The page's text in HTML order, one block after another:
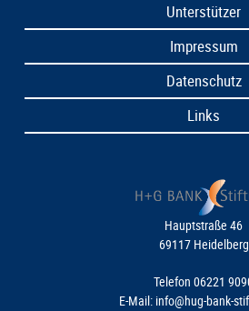
Unterstützer
Impressum
Datenschutz
Links
Hauptstraße 46
69117 Heidelberg
Telefon 06221
E-Mail: info@hug-bank-